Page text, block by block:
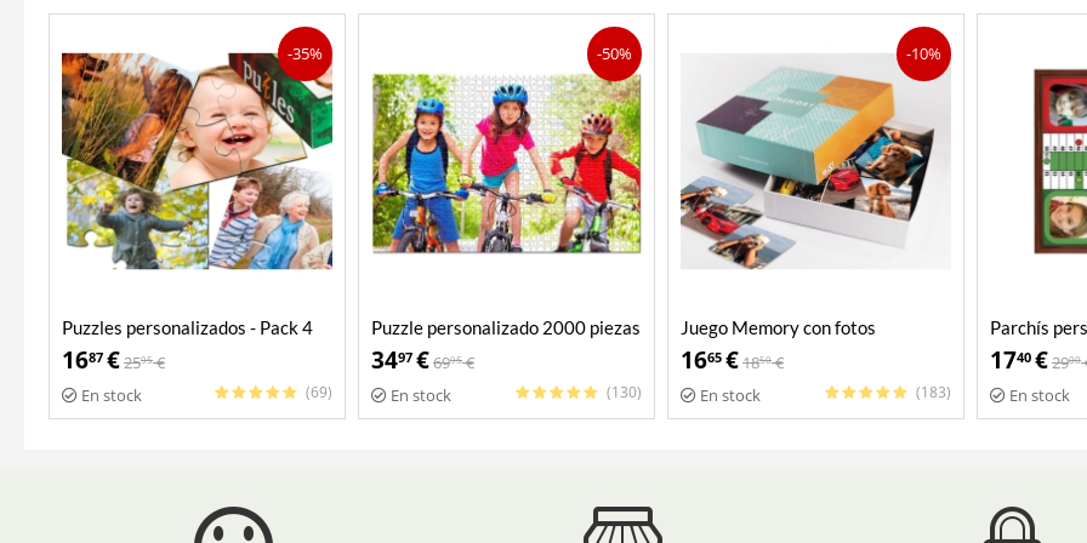
-35%
Puzzles personalizados - Pack 4
en 1
1687 €2595 €
En stock
(69)
-50%
Puzzle personalizado 2000 piezas
3497 €6995 €
En stock
(130)
-10%
Juego Memory con fotos
personalizadas
1665 €1850 €
En stock
(183)
Parchís
1740 €2900
En stock